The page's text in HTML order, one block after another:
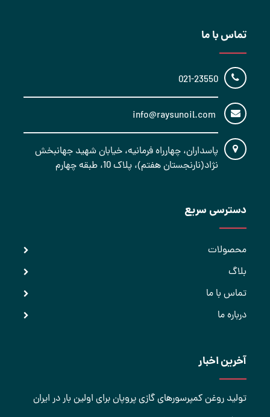
تماس با ما
021-23550
پاسداران، چهارراه فرمانیه، خیابان شهید جهانبخش
نژاد(نارنجستان هفتم)، پلاک 10، طبقه چهارم
دسترسی سریع
محصولات
بلاگ
تماس با ما
درباره ما
آخرین اخبار
تولید روغن کمپرسورهای گازی پروپان برای اولین بار در ایران